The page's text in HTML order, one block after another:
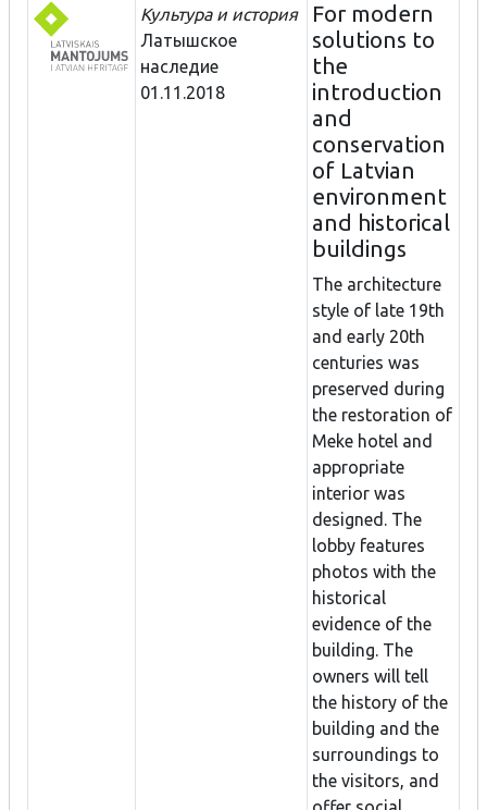
Культура и история
Латышское
наследие
01.11.2018
For modern
solutions to
the
introduction
and
conservation
of Latvian
environment
and historical
buildings
The architecture
style of late 19th
and early 20th
centuries was
preserved during
the restoration of
Meke hotel and
appropriate
interior was
designed. The
lobby features
photos with the
historical
evidence of the
building. The
owners will tell
the history of the
building and the
surroundings to
the visitors, and